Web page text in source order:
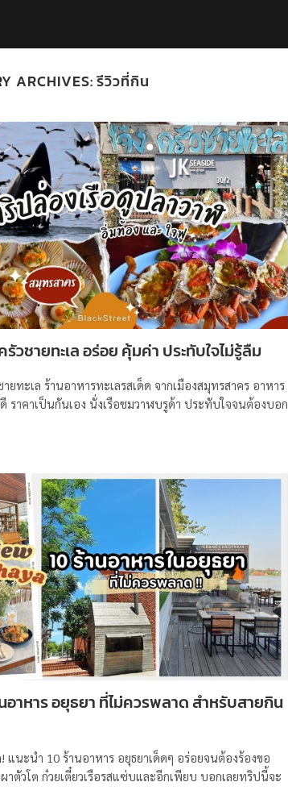
ARCHIVES:รีวิวที่กิน
รัวชายทะเล อร่อย คุ้มค่า ประทับใจไม่รู้ลืม
ายทะเล ร้านอาหารทะเลรสเด็ด จากเมืองสมุทรสาคร อาหาร
ราคาเป็นกันเอง นั่งเรือชมวาฬบรูด้า ประทับใจจนต้องบอก
อาหาร อยุธยา ที่ไม่ควรพลาด สำหรับสายกิน
แนะนำ 10 ร้านอาหาร อยุธยาเด็ดๆ อร่อยจนต้องร้องขอ
าตัวโต ก๋วยเตี๋ยวเรือรสแซ่บและอีกเพียบ บอกเลยทริปนี้จะ